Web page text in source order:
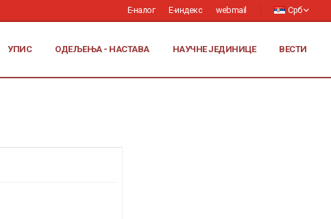
Е-налог Е-индекс webmail Срб
УПИС ОДЕЉЕЊА - НАСТАВА НАУЧНЕ ЈЕДИНИЦЕ ВЕСТИ